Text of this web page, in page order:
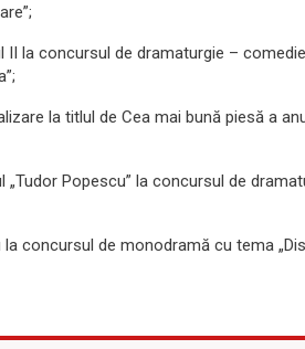
II la concursul de dramaturgie –
la titlul de Cea mai bună piesă a
„Tudor Popescu” la concursul de
concursul de monodramă cu tema